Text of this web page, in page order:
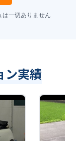
一切ありません
ン実績